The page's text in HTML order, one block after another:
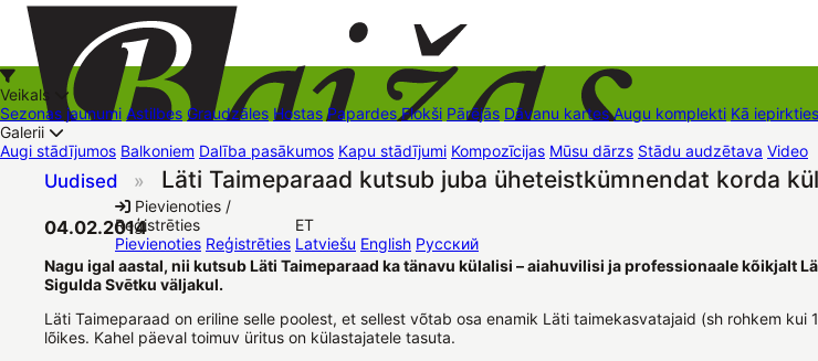
+37126545879 baizas@baizas.lv
Pievienoties /
Reģistrēties
Pievienoties Reģistrēties
ET
Latviešu English Русский
Veikals
Sezonas jaunumi Astilbes Graudzāles Hostas Papardes Flokši Pārējās Dāvanu kartes Augu komplekti Kā iepirkties
Galerii
Augi stādījumos Balkoniem Dalība pasākumos Kapu stādījumi Kompozīcijas Mūsu dārzs Stādu audzētava Video
Uudised » Läti Taimeparaad kutsub juba üheteistkümnendat korda
04.02.2014
Nagu igal aastal, nii kutsub Läti Taimeparaad ka tänavu külalisi – aiahuvilisi ja professionaale kõikjalt
Sigulda Svētku väljakul.
Läti Taimeparaad on eriline selle poolest, et sellest võtab osa enamik Läti taimekasvatajaid (sh rohkem
lõikes. Kahel päeval toimuv üritus on külastajatele tasuta.